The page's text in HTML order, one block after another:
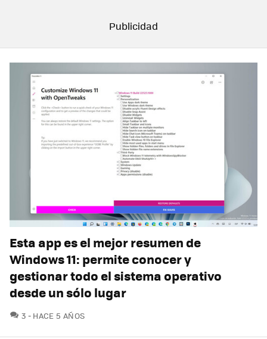
Esta app es el mejor resumen de
Windows 11: permite conocer y
gestionar todo el sistema operativo
desde un sólo lugar
3 COMENTARIOS
HACE 5 AÑOS